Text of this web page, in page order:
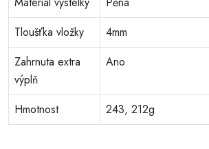
Tloušťka vložky
4mm
Zahrnuta extra
výplň
Ano
Hmotnost 243, 212g